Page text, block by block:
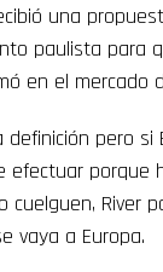
una
paulista para
en el mercado
pero
efectuar porque
cuelguen, River
vaya a Europa.